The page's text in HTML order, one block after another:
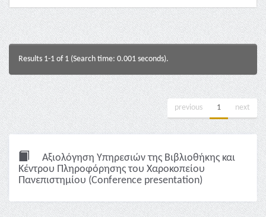
Results 1-1 of 1 (Search time: 0.001 seconds).
previous 1 next
Αξιολόγηση Υπηρεσιών της Βιβλιοθήκης και
Κέντρου Πληροφόρησης του Χαροκοπείου
Πανεπιστημίου (Conference presentation)